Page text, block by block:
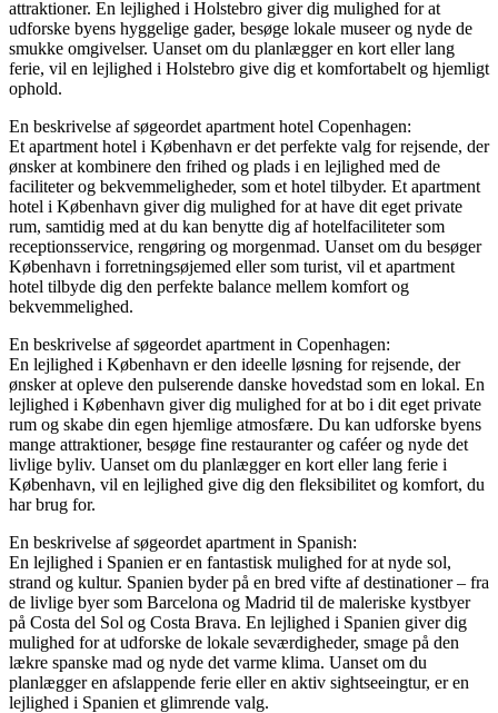
attraktioner. En lejlighed i Holstebro giver dig mulighed for at
udforske byens hyggelige gader, besøge lokale museer og nyde de
smukke omgivelser. Uanset om du planlægger en kort eller lang
ferie, vil en lejlighed i Holstebro give dig et komfortabelt og hjemligt
ophold.
En beskrivelse af søgeordet apartment hotel Copenhagen:
Et apartment hotel i København er det perfekte valg for rejsende, der
ønsker at kombinere den frihed og plads i en lejlighed med de
faciliteter og bekvemmeligheder, som et hotel tilbyder. Et apartment
hotel i København giver dig mulighed for at have dit eget private
rum, samtidig med at du kan benytte dig af hotelfaciliteter som
receptionsservice, rengøring og morgenmad. Uanset om du besøger
København i forretningsøjemed eller som turist, vil et apartment
hotel tilbyde dig den perfekte balance mellem komfort og
bekvemmelighed.
En beskrivelse af søgeordet apartment in Copenhagen:
En lejlighed i København er den ideelle løsning for rejsende, der
ønsker at opleve den pulserende danske hovedstad som en lokal. En
lejlighed i København giver dig mulighed for at bo i dit eget private
rum og skabe din egen hjemlige atmosfære. Du kan udforske byens
mange attraktioner, besøge fine restauranter og caféer og nyde det
livlige byliv. Uanset om du planlægger en kort eller lang ferie i
København, vil en lejlighed give dig den fleksibilitet og komfort, du
har brug for.
En beskrivelse af søgeordet apartment in Spanish:
En lejlighed i Spanien er en fantastisk mulighed for at nyde sol,
strand og kultur. Spanien byder på en bred vifte af destinationer – fra
de livlige byer som Barcelona og Madrid til de maleriske kystbyer
på Costa del Sol og Costa Brava. En lejlighed i Spanien giver dig
mulighed for at udforske de lokale seværdigheder, smage på den
lækre spanske mad og nyde det varme klima. Uanset om du
planlægger en afslappende ferie eller en aktiv sightseeingtur, er en
lejlighed i Spanien et glimrende valg.